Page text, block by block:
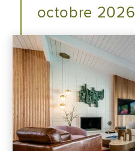
octobre 2026